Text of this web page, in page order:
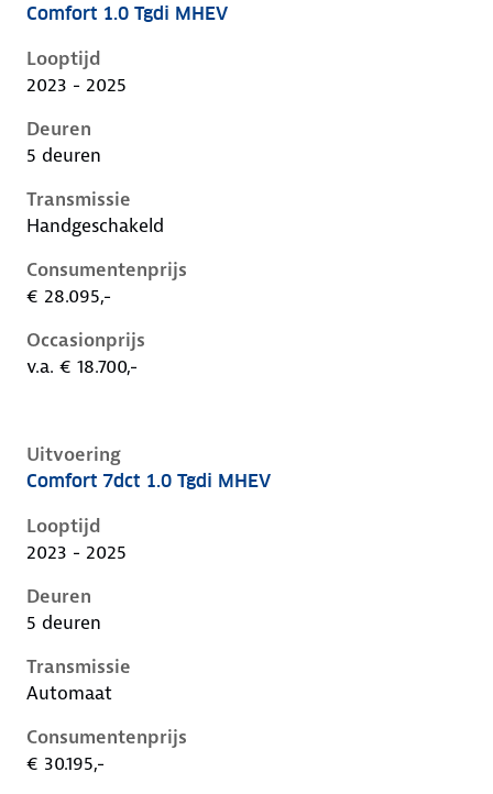
Hyundai I20 iii-1e-facelift, 1.0 tgdi mhev, 74 kW,
Comfort 1.0 Tgdi MHEV
Looptijd
2023 - 2025
Deuren
5 deuren
Transmissie
Handgeschakeld
Consumentenprijs
€ 28.095,-
Occasionprijs
v.a. € 18.700,-
Uitvoering
Hyundai I20 iii-1e-facelift, 1.0 tgdi mhev, 74 kW,
Comfort 7dct 1.0 Tgdi MHEV
Looptijd
2023 - 2025
Deuren
5 deuren
Transmissie
Automaat
Consumentenprijs
€ 30.195,-